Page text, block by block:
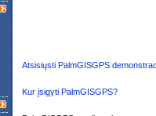
Atsisiųsti PalmGISGPS
Kur įsigyti PalmGISGPS?